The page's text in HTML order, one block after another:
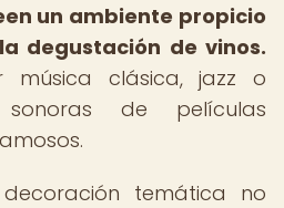
un ambiente propicio
degustación de vinos.
música clásica, jazz o
de películas
temática no